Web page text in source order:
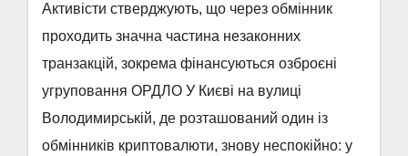
Активісти стверджують, що через обмінник
проходить значна частина незаконних
транзакцій, зокрема фінансуються озброєні
угруповання ОРДЛО У Києві на вулиці
Володимирській, де розташований один із
обмінників криптовалюти, знову неспокійно: у